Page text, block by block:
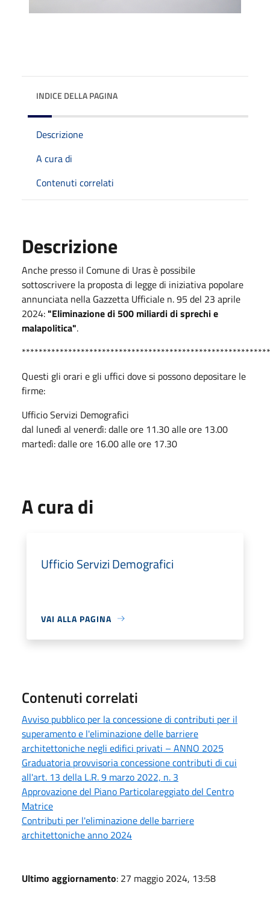
INDICE DELLA PAGINA
Descrizione
A cura di
Contenuti correlati
Descrizione
Anche presso il Comune di Uras è possibile
sottoscrivere la proposta di legge di iniziativa popolare
annunciata nella Gazzetta Ufficiale n. 95 del 23 aprile
2024:"Eliminazione di 500 miliardi di sprechi e
malapolitica".
Questi gli orari e gli uffici dove si possono depositare le
firme:
Ufficio Servizi Demografici
dal lunedì al venerdì: dalle ore 11.30 alle ore 13.00
martedì: dalle ore 16.00 alle ore 17.30
A cura di
Ufficio Servizi Demografici
VAI ALLA PAGINA
Contenuti correlati
Avviso pubblico per la concessione di contributi per il
superamento e l'eliminazione delle barriere
architettoniche negli edifici privati – ANNO 2025
Graduatoria provvisoria concessione contributi di cui
all'art. 13 della L.R. 9 marzo 2022, n. 3
Approvazione del Piano Particolareggiato del Centro
Matrice
Contributi per l'eliminazione delle barriere
architettoniche anno 2024
Ultimo aggiornamento: 27 maggio 2024, 13:58